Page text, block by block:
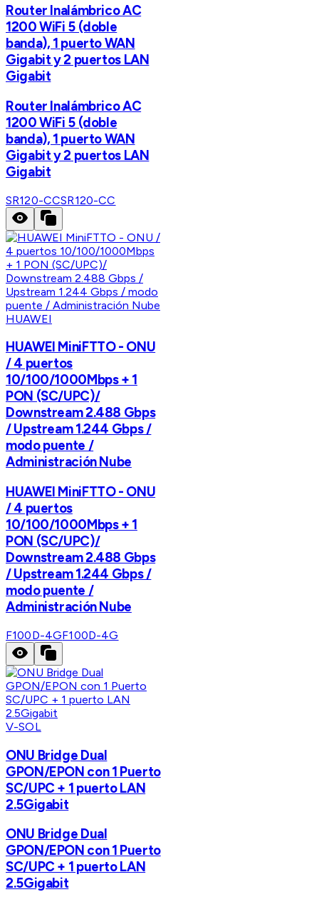
Router Inalámbrico AC
1200 WiFi 5 (doble
banda), 1 puerto WAN
Gigabit y 2 puertos LAN
Gigabit
Router Inalámbrico AC
1200 WiFi 5 (doble
banda), 1 puerto WAN
Gigabit y 2 puertos LAN
Gigabit
SR120-CCSR120-CC
HUAWEI
HUAWEI MiniFTTO - ONU
/ 4 puertos
10/100/1000Mbps + 1
PON (SC/UPC)/
Downstream 2.488 Gbps
/ Upstream 1.244 Gbps /
modo puente /
Administración Nube
HUAWEI MiniFTTO - ONU
/ 4 puertos
10/100/1000Mbps + 1
PON (SC/UPC)/
Downstream 2.488 Gbps
/ Upstream 1.244 Gbps /
modo puente /
Administración Nube
F100D-4GF100D-4G
V-SOL
ONU Bridge Dual
GPON/EPON con 1 Puerto
SC/UPC + 1 puerto LAN
2.5Gigabit
ONU Bridge Dual
GPON/EPON con 1 Puerto
SC/UPC + 1 puerto LAN
2.5Gigabit